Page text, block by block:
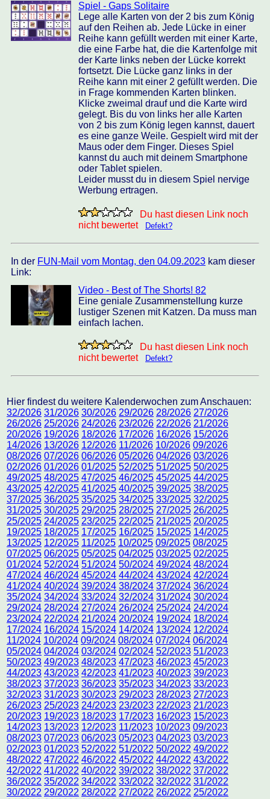
Spiel - Gaps Solitaire
Lege alle Karten von der 2 bis zum König
auf den Reihen ab. Jede Lücke in einer
Reihe kann gefüllt werden mit einer Karte,
die eine Farbe hat, die die Kartenfolge mit
der Karte links neben der Lücke korrekt
fortsetzt. Die Lücke ganz links in der
Reihe kann mit einer 2 gefüllt werden. Die
in Frage kommenden Karten blinken.
Klicke zweimal drauf und die Karte wird
gelegt. Bis du von links her alle Karten
von 2 bis zum König legen kannst, dauert
es eine ganze Weile. Gespielt wird mit der
Maus oder dem Finger. Dieses Spiel
kannst du auch mit deinem Smartphone
oder Tablet spielen.
Leider musst du in diesem Spiel nervige
Werbung ertragen.
Du hast diesen Link noch
nicht bewertet
Defekt?
In der FUN-Mail vom Montag, den 04.09.2023 kam dieser
Link:
Video - Best of The Shorts! 82
Eine geniale Zusammenstellung kurze
lustiger Szenen mit Katzen. Da muss man
einfach lachen.
Du hast diesen Link noch
nicht bewertet
Defekt?
Hier findest du weitere Kalenderwochen zum Anschauen:
32/2026 31/2026 30/2026 29/2026 28/2026 27/2026
26/2026 25/2026 24/2026 23/2026 22/2026 21/2026
20/2026 19/2026 18/2026 17/2026 16/2026 15/2026
14/2026 13/2026 12/2026 11/2026 10/2026 09/2026
08/2026 07/2026 06/2026 05/2026 04/2026 03/2026
02/2026 01/2026 01/2025 52/2025 51/2025 50/2025
49/2025 48/2025 47/2025 46/2025 45/2025 44/2025
43/2025 42/2025 41/2025 40/2025 39/2025 38/2025
37/2025 36/2025 35/2025 34/2025 33/2025 32/2025
31/2025 30/2025 29/2025 28/2025 27/2025 26/2025
25/2025 24/2025 23/2025 22/2025 21/2025 20/2025
19/2025 18/2025 17/2025 16/2025 15/2025 14/2025
13/2025 12/2025 11/2025 10/2025 09/2025 08/2025
07/2025 06/2025 05/2025 04/2025 03/2025 02/2025
01/2024 52/2024 51/2024 50/2024 49/2024 48/2024
47/2024 46/2024 45/2024 44/2024 43/2024 42/2024
41/2024 40/2024 39/2024 38/2024 37/2024 36/2024
35/2024 34/2024 33/2024 32/2024 31/2024 30/2024
29/2024 28/2024 27/2024 26/2024 25/2024 24/2024
23/2024 22/2024 21/2024 20/2024 19/2024 18/2024
17/2024 16/2024 15/2024 14/2024 13/2024 12/2024
11/2024 10/2024 09/2024 08/2024 07/2024 06/2024
05/2024 04/2024 03/2024 02/2024 52/2023 51/2023
50/2023 49/2023 48/2023 47/2023 46/2023 45/2023
44/2023 43/2023 42/2023 41/2023 40/2023 39/2023
38/2023 37/2023 36/2023 35/2023 34/2023 33/2023
32/2023 31/2023 30/2023 29/2023 28/2023 27/2023
26/2023 25/2023 24/2023 23/2023 22/2023 21/2023
20/2023 19/2023 18/2023 17/2023 16/2023 15/2023
14/2023 13/2023 12/2023 11/2023 10/2023 09/2023
08/2023 07/2023 06/2023 05/2023 04/2023 03/2023
02/2023 01/2023 52/2022 51/2022 50/2022 49/2022
48/2022 47/2022 46/2022 45/2022 44/2022 43/2022
42/2022 41/2022 40/2022 39/2022 38/2022 37/2022
36/2022 35/2022 34/2022 33/2022 32/2022 31/2022
30/2022 29/2022 28/2022 27/2022 26/2022 25/2022